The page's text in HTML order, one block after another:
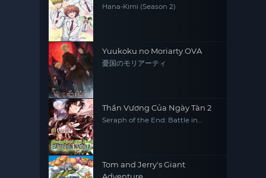
Hana-Kimi (Season 2)
Yuukoku no Moriarty OVA
憂国のモリアーティ
Thần Vương Của Ngày Tàn 2
Seraph of the End: Battle in
Tom and Jerry's Giant